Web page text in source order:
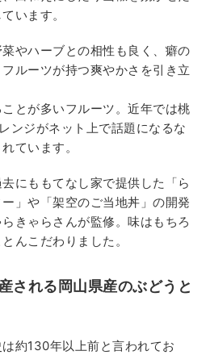
います。
やハーブとの相性も良く、癖の
ルーツが持つ爽やかさを引き立
とが多いフルーツ。近年では桃
ンジがネット上で話題になるな
ています。
にももてなし家で提供した「ら
」や「架空のご当地丼」の開発
きゃらさんが監修。味はもちろ
んこだわりました。
される岡山県産のぶどうと
約130年以上前と言われてお